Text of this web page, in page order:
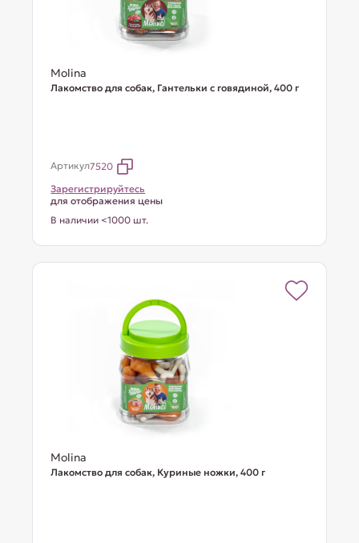
Molina
Лакомство для собак, Гантельки с говядиной, 400 г
Артикул7520
Зарегистрируйтесь
для отображения цены
В наличии <1000 шт.
Molina
Лакомство для собак, Куриные ножки, 400 г